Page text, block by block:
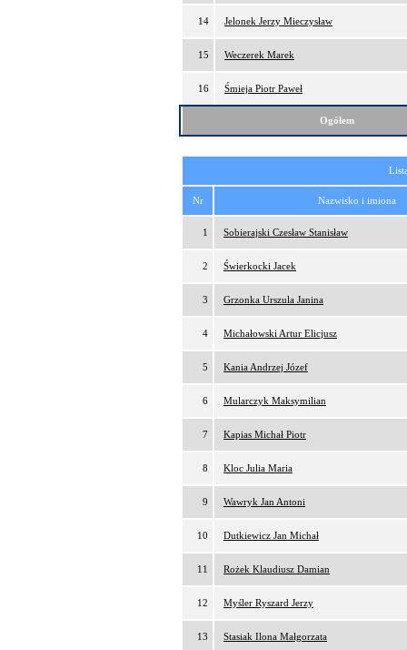
14 Jelonek Jerzy Mieczysław
15 Weczerek Marek
16 Śmieja Piotr Paweł
Ogółem
Nr Nazwisko i imiona
1 Sobierajski Czesław Stanisław
2 Świerkocki Jacek
3 Grzonka Urszula Janina
4 Michałowski Artur Elicjusz
5 Kania Andrzej Józef
6 Mularczyk Maksymilian
7 Kapias Michał Piotr
8 Kloc Julia Maria
9 Wawryk Jan Antoni
10 Dutkiewicz Jan Michał
11 Rożek Klaudiusz Damian
12 Myśler Ryszard Jerzy
13 Stasiak Ilona Małgorzata